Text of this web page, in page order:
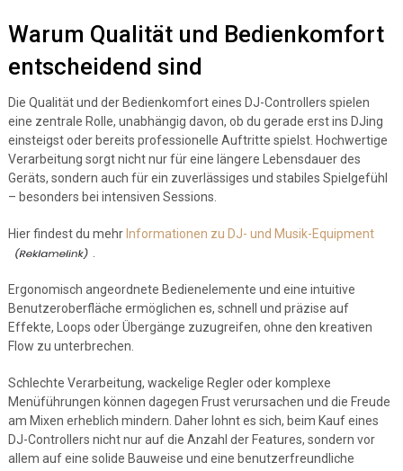
Warum Qualität und Bedienkomfort
entscheidend sind
Die Qualität und der Bedienkomfort eines DJ-Controllers spielen
eine zentrale Rolle, unabhängig davon, ob du gerade erst ins DJing
einsteigst oder bereits professionelle Auftritte spielst. Hochwertige
Verarbeitung sorgt nicht nur für eine längere Lebensdauer des
Geräts, sondern auch für ein zuverlässiges und stabiles Spielgefühl
– besonders bei intensiven Sessions.
Hier findest du mehr Informationen zu DJ- und Musik-Equipment
Ergonomisch angeordnete Bedienelemente und eine intuitive
Benutzeroberfläche ermöglichen es, schnell und präzise auf
Effekte, Loops oder Übergänge zuzugreifen, ohne den kreativen
Flow zu unterbrechen.
Schlechte Verarbeitung, wackelige Regler oder komplexe
Menüführungen können dagegen Frust verursachen und die Freude
am Mixen erheblich mindern. Daher lohnt es sich, beim Kauf eines
DJ-Controllers nicht nur auf die Anzahl der Features, sondern vor
allem auf eine solide Bauweise und eine benutzerfreundliche